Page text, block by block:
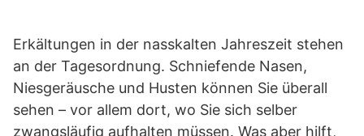
Erkältungen in der nasskalten Jahreszeit stehen
an der Tagesordnung. Schniefende Nasen,
Niesgeräusche und Husten können Sie überall
sehen – vor allem dort, wo Sie sich selber
zwangsläufig aufhalten müssen. Was aber hilft,